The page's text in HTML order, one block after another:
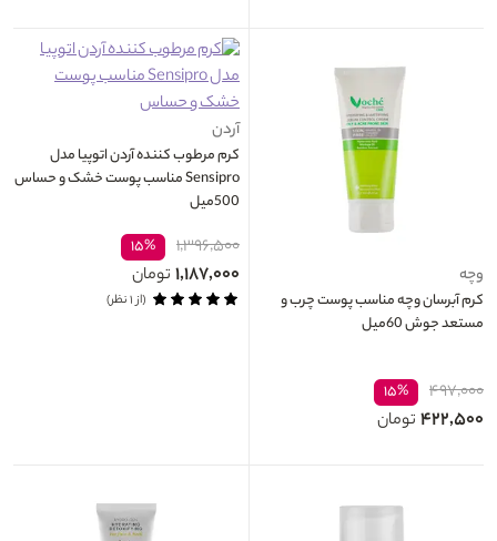
وچه
کرم آبرسان وچه مناسب پوست چرب و
مستعد جوش 60میل
۴۹۷,۰۰۰ ۱۵%
۴۲۲,۵۰۰ تومان
آردن
کرم مرطوب کننده آردن اتوپیا مدل
Sensipro مناسب پوست خشک و حساس
500میل
۱,۳۹۶,۵۰۰ ۱۵%
۱,۱۸۷,۰۰۰ تومان
(از ۱ نظر)